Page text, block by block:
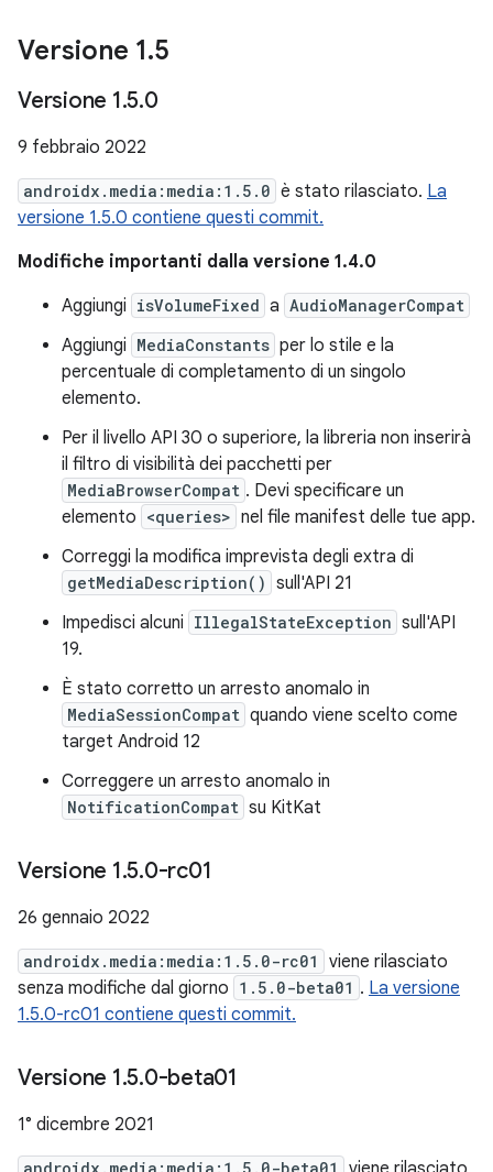
Versione 1.5
Versione 1.5.0
9 febbraio 2022
androidx.media:media:1.5.0 è stato rilasciato. La
versione 1.5.0 contiene questi commit.
Modifiche importanti dalla versione 1.4.0
Aggiungi isVolumeFixed a AudioManagerCompat
Aggiungi MediaConstants per lo stile e la
percentuale di completamento di un singolo
elemento.
Per il livello API 30 o superiore, la libreria non inserirà
il filtro di visibilità dei pacchetti per
MediaBrowserCompat . Devi specificare un
elemento <queries> nel file manifest delle tue app.
Correggi la modifica imprevista degli extra di
getMediaDescription() sull'API 21
Impedisci alcuni IllegalStateException sull'API
19.
È stato corretto un arresto anomalo in
MediaSessionCompat quando viene scelto come
target Android 12
Correggere un arresto anomalo in
NotificationCompat su KitKat
Versione 1.5.0-rc01
26 gennaio 2022
androidx.media:media:1.5.0-rc01
viene rilasciato
senza modifiche dal giorno 1.5.0-beta01 . La versione
1.5.0-rc01 contiene questi commit.
Versione 1.5.0-beta01
1° dicembre 2021